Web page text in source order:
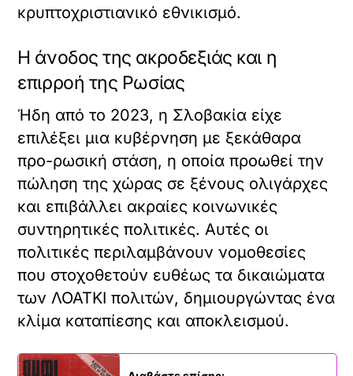
κρυπτοχριστιανικό εθνικισμό.
Η άνοδος της ακροδεξιάς και η
επιρροή της Ρωσίας
Ήδη από το 2023, η Σλοβακία είχε
επιλέξει μια κυβέρνηση με ξεκάθαρα
προ-ρωσική στάση, η οποία προωθεί την
πώληση της χώρας σε ξένους ολιγάρχες
και επιβάλλει ακραίες κοινωνικές
συντηρητικές πολιτικές. Αυτές οι
πολιτικές περιλαμβάνουν νομοθεσίες
που στοχοθετούν ευθέως τα δικαιώματα
των ΛΟΑΤΚΙ πολιτών, δημιουργώντας ένα
κλίμα καταπίεσης και αποκλεισμού.